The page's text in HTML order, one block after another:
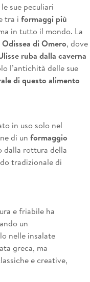
sue peculiari
tra i formaggi più
in tutto il mondo. La
Odissea di Omero, dove
ruba dalla caverna
l’antichità delle sue
di questo alimento
in uso solo nel
di un formaggio
dalla rottura della
tradizionale di
e friabile ha
un
nelle insalate
greca, ma
e creative,